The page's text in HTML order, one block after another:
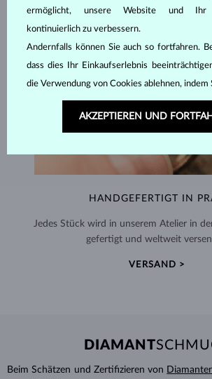
HANDGEFERTIGT IN
Jedes Stück wird in unserem Atelier in
gefertigt und weltweit
VERSAND >
DIAMANT
Beim Schätzen und Zertifizieren von
ermöglicht, unsere Website und Ihr
kontinuierlich zu verbessern.
Andernfalls können Sie auch so fortfahren.
dass dies Ihr Einkaufserlebnis
die Verwendung von Cookies ablehnen, indem
AKZEPTIEREN UND